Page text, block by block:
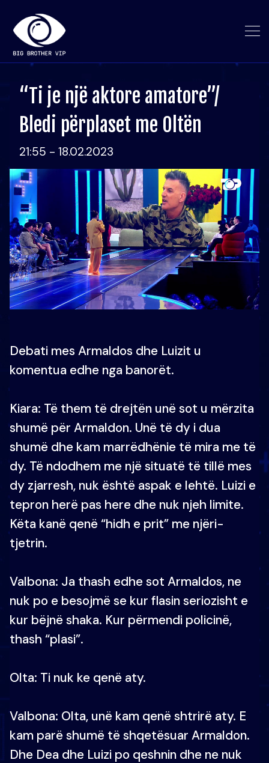
“Ti je një aktore amatore”/
Bledi përplaset me Oltën
21:55 - 18.02.2023
Debati mes Armaldos dhe Luizit u
komentua edhe nga banorët.
Kiara: Të them të drejtën unë sot u mërzita
shumë për Armaldon. Unë të dy i dua
shumë dhe kam marrëdhënie të mira me të
dy. Të ndodhem me një situatë të tillë mes
dy zjarresh, nuk është aspak e lehtë. Luizi e
tepron herë pas here dhe nuk njeh limite.
Këta kanë qenë “hidh e prit” me njëri-
tjetrin.
Valbona: Ja thash edhe sot Armaldos, ne
nuk po e besojmë se kur flasin seriozisht e
kur bëjnë shaka. Kur përmendi policinë,
thash “plasi”.
Olta: Ti nuk ke qenë aty.
Valbona: Olta, unë kam qenë shtrirë aty. E
kam parë shumë të shqetësuar Armaldon.
Dhe Dea dhe Luizi po qeshnin dhe ne nuk